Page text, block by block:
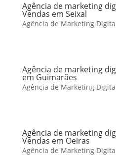
Agência de marketing
Vendas em Seixal
Agência de Marketing
Agência de marketing
em Guimarães
Agência de Marketing
Agência de marketing
Vendas em Oeiras
Agência de Marketing